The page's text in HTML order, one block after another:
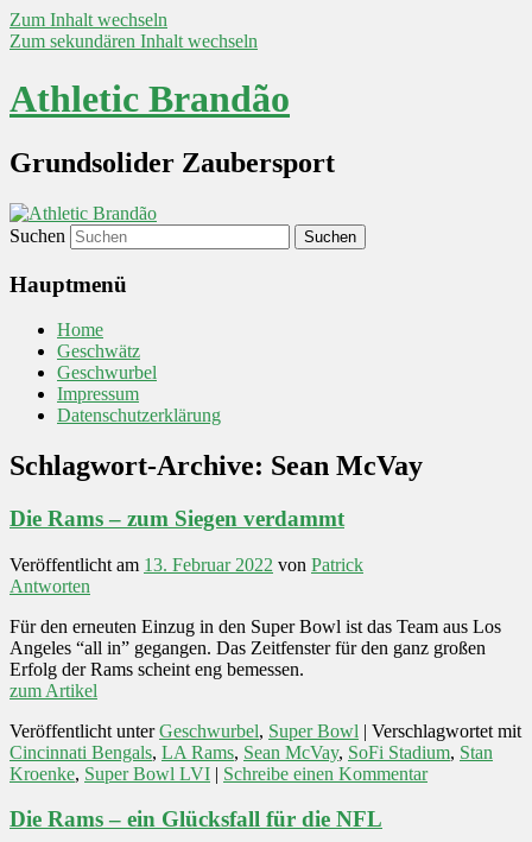
Zum Inhalt wechseln
Zum sekundären Inhalt wechseln
Athletic Brandão
Grundsolider Zaubersport
Suchen
Hauptmenü
Home
Geschwätz
Geschwurbel
Impressum
Datenschutzerklärung
Schlagwort-Archive: Sean McVay
Die Rams – zum Siegen verdammt
Veröffentlicht am 13. Februar 2022 von Patrick
Antworten
Für den erneuten Einzug in den Super Bowl ist das Team aus Los
Angeles “all in” gegangen. Das Zeitfenster für den ganz großen
Erfolg der Rams scheint eng bemessen.
zum Artikel
Veröffentlicht unter Geschwurbel, Super Bowl | Verschlagwortet mit
Cincinnati Bengals, LA Rams, Sean McVay, SoFi Stadium, Stan
Kroenke, Super Bowl LVI | Schreibe einen Kommentar
Die Rams – ein Glücksfall für die NFL